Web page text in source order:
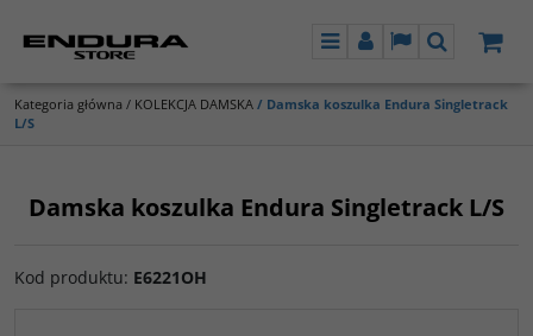
MenuPanel LangSzukaj
Kategoria główna / KOLEKCJA DAMSKA / Damska koszulka Endura Singletrack
L/S
Damska koszulka Endura Singletrack L/S
Kod produktu: E6221OH